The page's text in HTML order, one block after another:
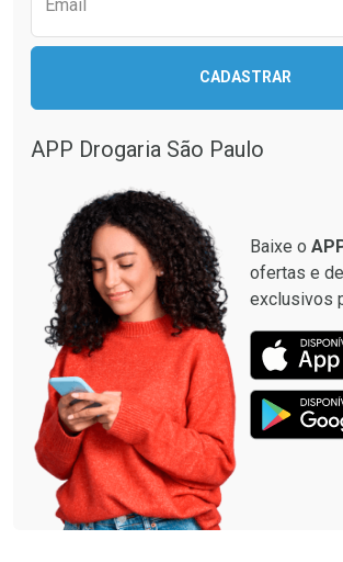
Email
CADASTRAR
APP Drogaria São Paulo
Baixe o
ofertas e
exclusivos